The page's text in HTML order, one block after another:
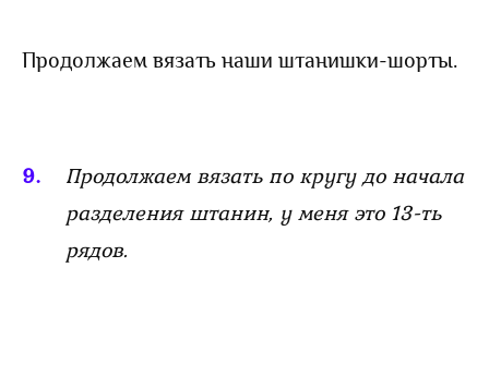
Продолжаем вязать наши штанишки-шорты.
Продолжаем вязать по кругу до начала
разделения штанин, у меня это 13-ть
рядов.